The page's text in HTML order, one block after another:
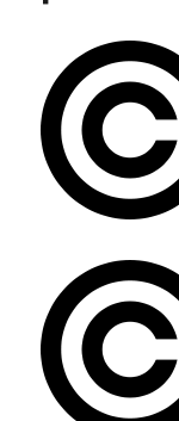
desastre
soporte
a
SOPA